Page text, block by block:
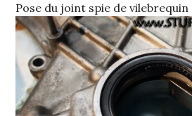
Pose du joint spie de vilebrequin